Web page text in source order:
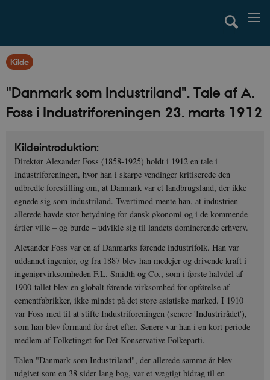
Kilde
"Danmark som Industriland". Tale af A.
Foss i Industriforeningen 23. marts 1912
Kildeintroduktion:
Direktør Alexander Foss (1858-1925) holdt i 1912 en tale i
Industriforeningen, hvor han i skarpe vendinger kritiserede den
udbredte forestilling om, at Danmark var et landbrugsland, der ikke
egnede sig som industriland. Tværtimod mente han, at industrien
allerede havde stor betydning for dansk økonomi og i de kommende
årtier ville – og burde – udvikle sig til landets dominerende erhverv.
Alexander Foss var en af Danmarks førende industrifolk. Han var
uddannet ingeniør, og fra 1887 blev han medejer og drivende kraft i
ingeniørvirksomheden F.L. Smidth og Co., som i første halvdel af
1900-tallet blev en globalt førende virksomhed for opførelse af
cementfabrikker, ikke mindst på det store asiatiske marked. I 1910
var Foss med til at stifte Industriforeningen (senere 'Industrirådet'),
som han blev formand for året efter. Senere var han i en kort periode
medlem af Folketinget for Det Konservative Folkeparti.
Talen "Danmark som Industriland", der allerede samme år blev
udgivet som en 38 sider lang bog, var et vægtigt bidrag til en